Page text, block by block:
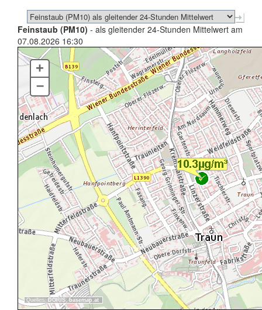
Feinstaub (PM10) - als gleitender 24-Stunden Mittelwert am
07.08.2026 16:30
Quellen: DORIS, basemap.at
+
–